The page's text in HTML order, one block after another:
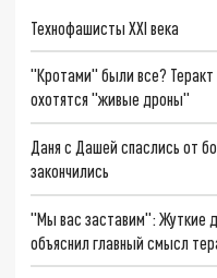
Технофашисты XXI века
"Кротами" были все? Теракт
охотятся "живые дроны"
Даня с Дашей спаслись от
закончились
"Мы вас заставим": Жуткие
объяснил главный смысл